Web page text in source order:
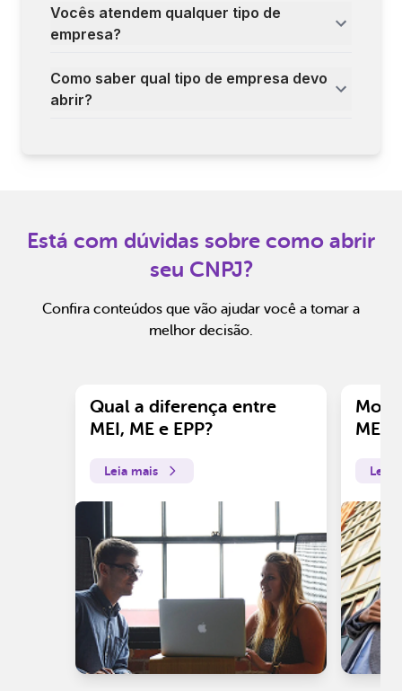
Vocês atendem qualquer tipo de
empresa?
Como saber qual tipo de empresa devo
abrir?
Está com dúvidas sobre como abrir
seu CNPJ?
Confira conteúdos que vão ajudar você a tomar a
melhor decisão.
Qual a diferença entre
MEI, ME e EPP?
Leia mais
ME?
Leia